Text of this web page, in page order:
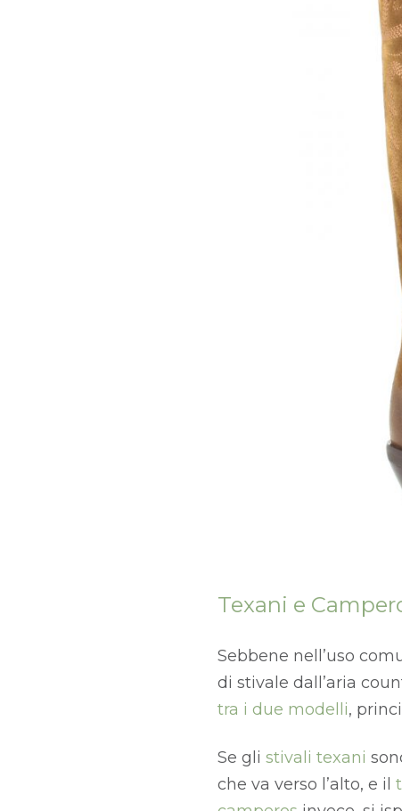
Texani e
Sebbene nell’uso
di stivale dall’aria
tra i due modelli,
Se gli stivali texani
che va verso l’alto, e il